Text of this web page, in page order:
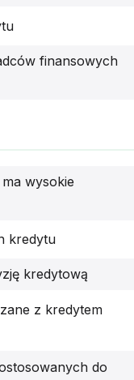
finansowych
wysokie
kredytu
kredytową
z kredytem
do